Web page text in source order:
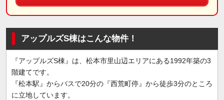
アップルズS棟はこんな物件！
『アップルズS棟』は、松本市里山辺エリアにある1992年築の3
階建てです。
『松本駅』からバスで20分の『西荒町停』から徒歩3分のところ
に立地しています。